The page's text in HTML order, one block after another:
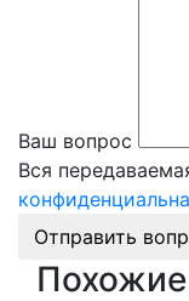
Ваш вопрос
Вся
конфиденциальна
Отправить